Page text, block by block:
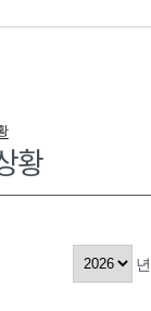
정부 누리집입니다.
황
년